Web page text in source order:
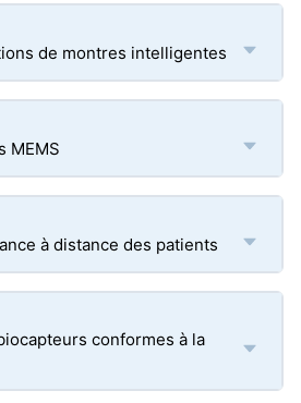
de montres intelligentes
MEMS
à distance des patients
conformes à la